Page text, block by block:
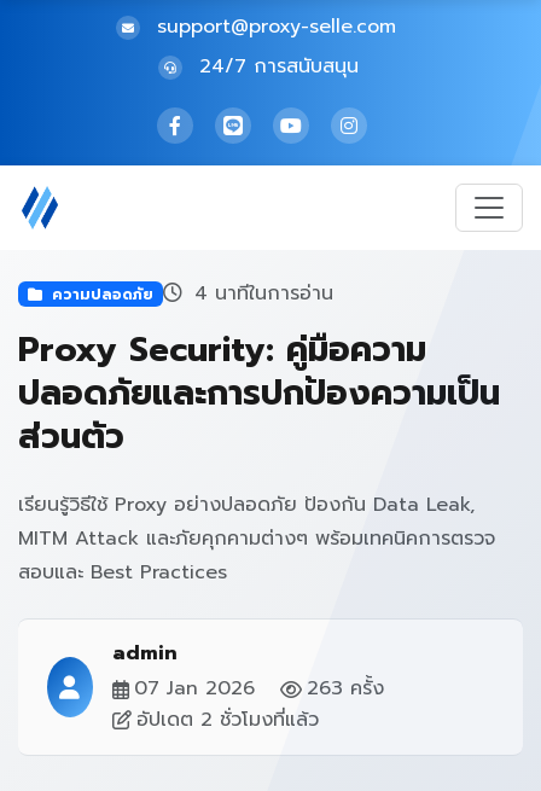
support@proxy-selle.com
24/7 การสนับสนุน
ความปลอดภัย 4 นาทีในการอ่าน
Proxy Security: คู่มือความ
ปลอดภัยและการปกป้องความเป็น
ส่วนตัว
เรียนรู้วิธีใช้ Proxy อย่างปลอดภัย ป้องกัน Data Leak,
MITM Attack และภัยคุกคามต่างๆ พร้อมเทคนิคการตรวจ
สอบและ Best Practices
admin
07 Jan 2026
263 ครั้ง
อัปเดต 2 ชั่วโมงที่แล้ว